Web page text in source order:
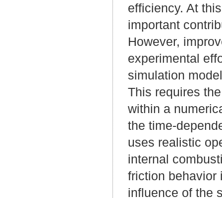
efficiency. At
important
However,
experimental
simulation
This requires
within a
the time-
uses realistic
internal
friction behavior
influence of the